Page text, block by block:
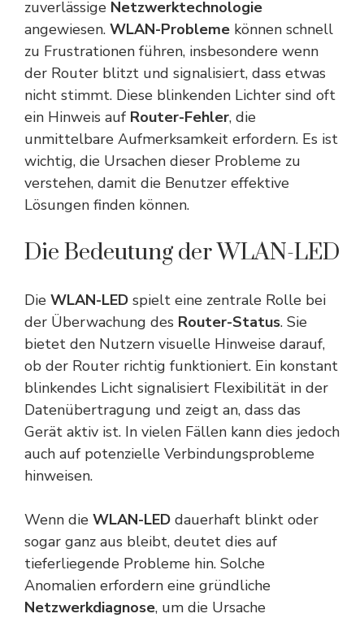
zuverlässige Netzwerktechnologie
angewiesen. WLAN-Probleme können schnell
zu Frustrationen führen, insbesondere wenn
der Router blitzt und signalisiert, dass etwas
nicht stimmt. Diese blinkenden Lichter sind oft
ein Hinweis auf Router-Fehler, die
unmittelbare Aufmerksamkeit erfordern. Es ist
wichtig, die Ursachen dieser Probleme zu
verstehen, damit die Benutzer effektive
Lösungen finden können.
Die Bedeutung der WLAN-LED
Die WLAN-LED spielt eine zentrale Rolle bei
der Überwachung des Router-Status. Sie
bietet den Nutzern visuelle Hinweise darauf,
ob der Router richtig funktioniert. Ein konstant
blinkendes Licht signalisiert Flexibilität in der
Datenübertragung und zeigt an, dass das
Gerät aktiv ist. In vielen Fällen kann dies jedoch
auch auf potenzielle Verbindungsprobleme
hinweisen.
Wenn die WLAN-LED dauerhaft blinkt oder
sogar ganz aus bleibt, deutet dies auf
tieferliegende Probleme hin. Solche
Anomalien erfordern eine gründliche
Netzwerkdiagnose, um die Ursache